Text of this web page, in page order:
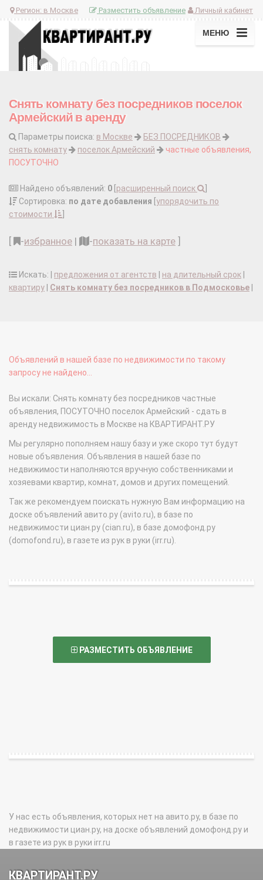
Регион: в Москве Личный кабинет
Разместить объявление
МЕНЮ
Снять комнату без посредников поселок
Армейский в аренду
Параметры поиска: в Москве
БЕЗ ПОСРЕДНИКОВ
снять комнату
поселок Армейский
частные объявления,
ПОСУТОЧНО
Найдено объявлений: 0 расширенный поиск
Сортировка: по дате добавления упорядочить по
стоимости
-избранное | -показать на карте
Искать: | предложения от агентств на длительный срок
квартиру
Снять комнату без посредников в Подмосковье
Объявлений в нашей базе по недвижимости по такому
запросу не найдено...
Вы искали: Снять комнату без посредников частные
объявления, ПОСУТОЧНО поселок Армейский - сдать в
аренду недвижимость в Москве на КВАРТИРАНТ.РУ
Мы регулярно пополняем нашу базу и уже скоро тут будут
новые объявления. Объявления в нашей базе по
недвижимости наполняются вручную собственниками и
хозяевами квартир, комнат, домов и других помещений.
Так же рекомендуем поискать нужную Вам информацию на
доске объявлений авито.ру (avito.ru), в базе по
недвижимости циан.ру (cian.ru), в базе домофонд.ру
(domofond.ru), в газете из рук в руки (irr.ru).
РАЗМЕСТИТЬ ОБЪЯВЛЕНИЕ
У нас есть объявления, которых нет на авито.ру, в базе по
недвижимости циан.ру, на доске объявлений домофонд.ру и
в газете из рук в руки irr.ru
КВАРТИРАНТ.РУ